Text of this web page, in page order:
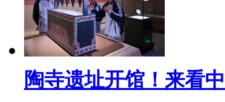
陶寺遗址开馆！来看